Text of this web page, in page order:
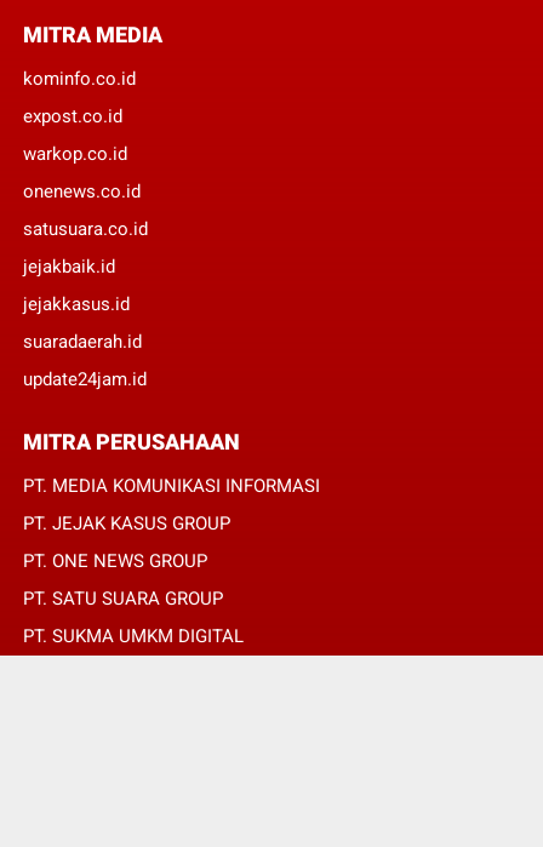
MITRA MEDIA
kominfo.co.id
expost.co.id
warkop.co.id
onenews.co.id
satusuara.co.id
jejakbaik.id
jejakkasus.id
suaradaerah.id
update24jam.id
MITRA PERUSAHAAN
PT. MEDIA KOMUNIKASI INFORMASI
PT. JEJAK KASUS GROUP
PT. ONE NEWS GROUP
PT. SATU SUARA GROUP
PT. SUKMA UMKM DIGITAL